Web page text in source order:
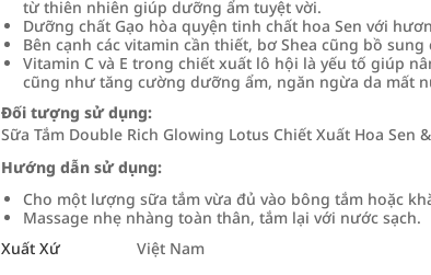
từ thiên nhiên giúp dưỡng ẩm tuyệt vời.
Dưỡng chất Gạo hòa quyện tinh chất hoa Sen với
Bên cạnh các vitamin cần thiết, bơ Shea cũng bồ
Vitamin C và E trong chiết xuất lô hội là yếu tố giúp
cũng như tăng cường dưỡng ẩm, ngăn ngừa da mất
Đối tượng sử dụng:
Sữa Tắm Double Rich Glowing Lotus Chiết Xuất Hoa
Hướng dẫn sử dụng:
Cho một lượng sữa tắm vừa đủ vào bông tắm hoặc
Massage nhẹ nhàng toàn thân, tắm lại với nước sạch.
Xuất Xứ
Việt Nam